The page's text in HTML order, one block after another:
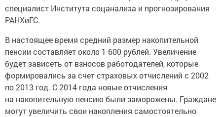
специалист Института соцанализа и прогнозирования
РАНХиГС.
В настоящее время средний размер накопительной
пенсии составляет около 1 600 рублей. Увеличение
будет зависеть от взносов работодателей, которые
формировались за счет страховых отчислений с 2002
по 2013 год. С 2014 года новые отчисления
на накопительную пенсию были заморожены. Граждане
могут увеличить свои накопления самостоятельно